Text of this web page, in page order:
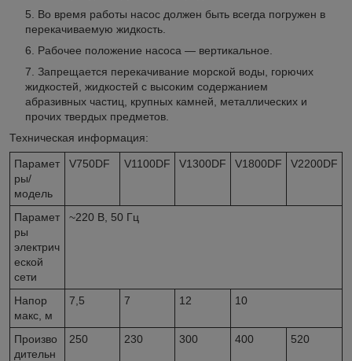
Во время работы насос должен быть всегда погружен в
перекачиваемую жидкость.
Рабочее положение насоса — вертикальное.
Запрещается перекачивание морской воды, горючих
жидкостей, жидкостей с высоким содержанием
абразивных частиц, крупных камней, металлических и
прочих твердых предметов.
Техническая информация:
Парамет
ры/
модель
V750DF V1100DF V1300DF V1800DF V2200DF
Парамет
ры
электрич
еской
сети
~220 В, 50 Гц
Напор
макс, м
7,5 7 12 10
Произво
дительн
250 230 300 400 520